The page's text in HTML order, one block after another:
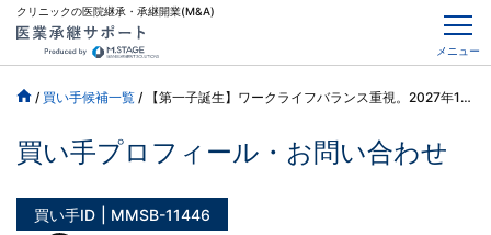
クリニックの医院継承・承継開業(M&A)
メニュー
/ 買い手候補一覧 / 【第一子誕生】ワークライフバランス重視。2027年1月以降、子育てと両立できる環境への転身を計画中
買い手プロフィール・お問い合わせ
買い手ID
MMSB-11446